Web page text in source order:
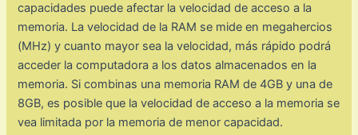
capacidades puede afectar la velocidad de acceso a la
memoria. La velocidad de la RAM se mide en megahercios
(MHz) y cuanto mayor sea la velocidad, más rápido podrá
acceder la computadora a los datos almacenados en la
memoria. Si combinas una memoria RAM de 4GB y una de
8GB, es posible que la velocidad de acceso a la memoria se
vea limitada por la memoria de menor capacidad.